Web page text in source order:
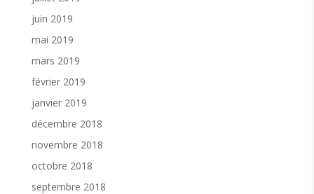
juin 2019
mai 2019
mars 2019
février 2019
janvier 2019
décembre 2018
novembre 2018
octobre 2018
septembre 2018